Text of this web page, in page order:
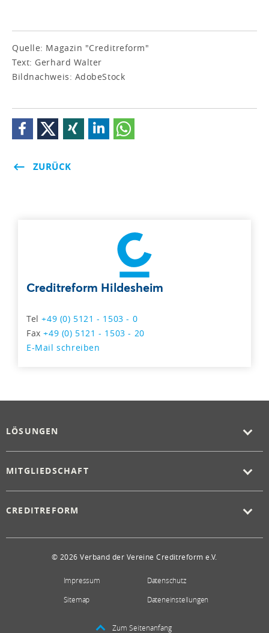
Quelle: Magazin "Creditreform"
Text: Gerhard Walter
Bildnachweis: AdobeStock
ZURÜCK
Creditreform Hildesheim
Tel+49 (0) 5121 - 1503 - 0
Fax+49 (0) 5121 - 1503 - 20
E-Mail schreiben
LÖSUNGEN
MITGLIEDSCHAFT
CREDITREFORM
© 2026 Verband der Vereine Creditreform e.V.
Impressum
Datenschutz
Sitemap
Dateneinstellungen
Zum Seitenanfang